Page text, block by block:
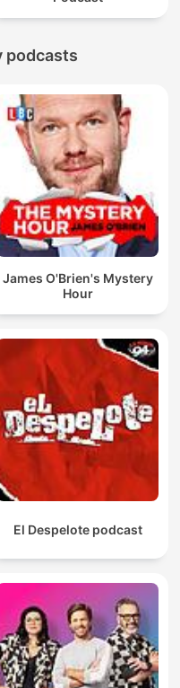
podcasts
James O'Brien's Mystery
Hour
El Despelote podcast